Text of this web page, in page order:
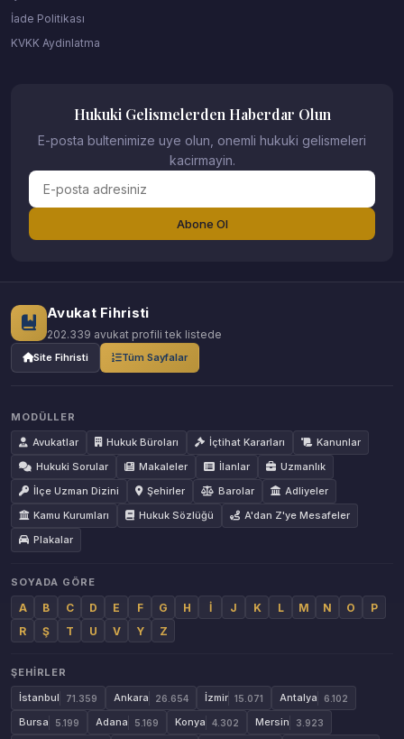
İade Politikası
KVKK Aydinlatma
Hukuki Gelismelerden Haberdar Olun
E-posta bultenimize uye olun, onemli hukuki gelismeleri
kacirmayin.
Abone Ol
Avukat Fihristi
202.339 avukat profili tek listede
Site Fihristi Tüm Sayfalar
MODÜLLER
Avukatlar
Hukuk Büroları İçtihat Kararları
Kanunlar
Hukuki Sorular
Makaleler İlanlar
Uzmanlık
İlçe Uzman Dizini
Şehirler Barolar
Adliyeler
Kamu Kurumları
Hukuk Sözlüğü
A'dan Z'ye Mesafeler
Plakalar
SOYADA GÖRE
A B C D E F G H İ J K L M N O
P
R
Ş T U V Y Z
ŞEHIRLER
İstanbul
71.359 Ankara 26.654 İzmir 15.071 Antalya 6.102
Bursa 5.199 Adana 5.169 Konya 4.302 Mersin 3.923